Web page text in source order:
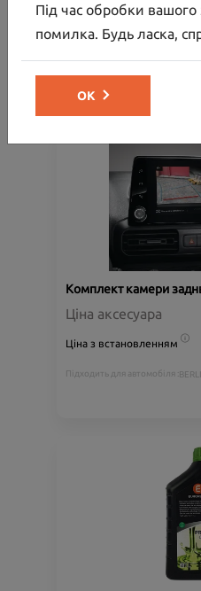
Комплект камери
Ціна аксесуара
Ціна з встановленням
Підходить для автомобіля :
Під час обробки вашого
помилка. Будь ласка,
ОК